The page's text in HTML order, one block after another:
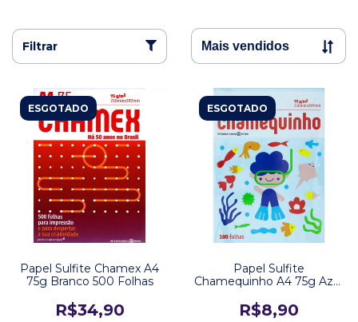
Filtrar
ESGOTADO
Papel Sulfite Chamex A4
75g Branco 500 Folhas
R$34,90
ESGOTADO
Papel Sulfite
Chamequinho A4 75g Azul
R$8,90